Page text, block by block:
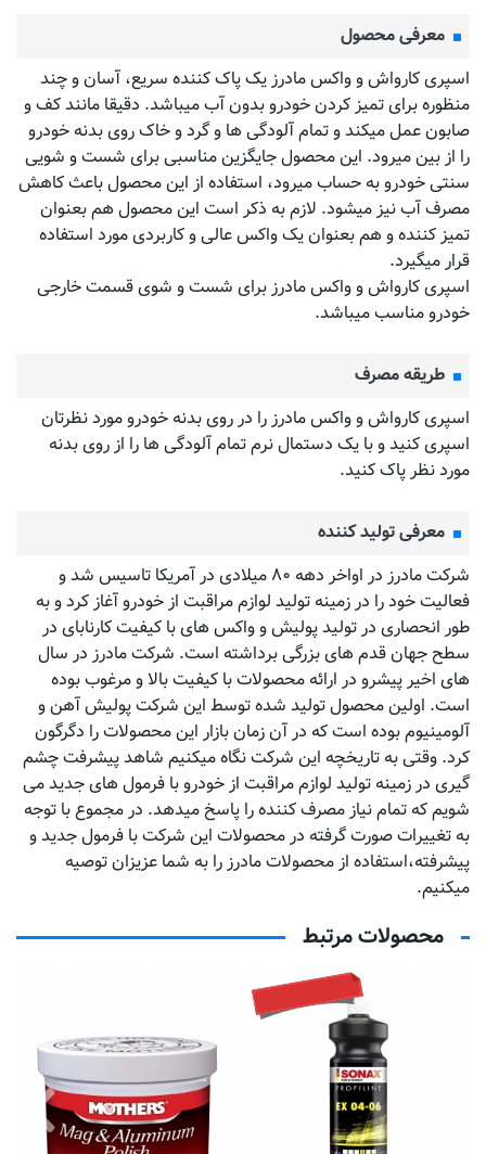
معرفی محصول
اسپری کارواش و واکس مادرز یک پاک کننده سریع، آسان و چند
منظوره برای تمیز کردن خودرو بدون آب میباشد. دقیقا مانند کف و
صابون عمل میکند و تمام آلودگی ها و گرد و خاک روی بدنه خودرو
را از بین میرود. این محصول جایگزین مناسبی برای شست و شویی
سنتی خودرو به حساب میرود، استفاده از این محصول باعث کاهش
مصرف آب نیز میشود. لازم به ذکر است این محصول هم بعنوان
تمیز کننده و هم بعنوان یک واکس عالی و کاربردی مورد استفاده
قرار میگیرد.
اسپری کارواش و واکس مادرز برای شست و شوی قسمت خارجی
خودرو مناسب میباشد.
طریقه مصرف
اسپری کارواش و واکس مادرز را در روی بدنه خودرو مورد نظرتان
اسپری کنید و با یک دستمال نرم تمام آلودگی ها را از روی بدنه
مورد نظر پاک کنید.
معرفی تولید کننده
شرکت مادرز در اواخر دهه ۸۰ میلادی در آمریکا تاسیس شد و
فعالیت خود را در زمینه تولید لوازم مراقبت از خودرو آغاز کرد و به
طور انحصاری در تولید پولیش و واکس های با کیفیت کارنابای در
سطح جهان قدم های بزرگی برداشته است. شرکت مادرز در سال
های اخیر پیشرو در ارائه محصولات با کیفیت بالا و مرغوب بوده
است. اولین محصول تولید شده توسط این شرکت پولیش آهن و
آلومینیوم بوده است که در آن زمان بازار این محصولات را دگرگون
کرد. وقتی به تاریخچه این شرکت نگاه میکنیم شاهد پیشرفت چشم
گیری در زمینه تولید لوازم مراقبت از خودرو با فرمول های جدید می
شویم که تمام نیاز مصرف کننده را پاسخ میدهد. در مجموع با توجه
به تغییرات صورت گرفته در محصولات این شرکت با فرمول جدید و
پیشرفته،استفاده از محصولات مادرز را به شما عزیزان توصیه
میکنیم.
محصولات مرتبط
تماس بگیرید